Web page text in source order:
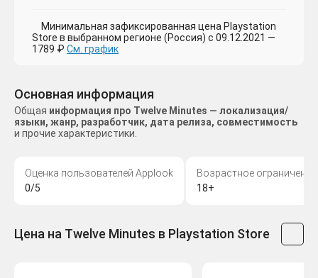
Минимальная зафиксированная цена Playstation
Store в выбранном регионе (Россия) с 09.12.2021 —
1789 ₽ См. график
Основная информация
Общая информация про Twelve Minutes — локализация/
языки, жанр, разработчик, дата релиза, совместимость
и прочие характеристики.
Оценка пользователей Applook
0/5
Возрастное ограничение
18+
Цена на Twelve Minutes в Playstation Store